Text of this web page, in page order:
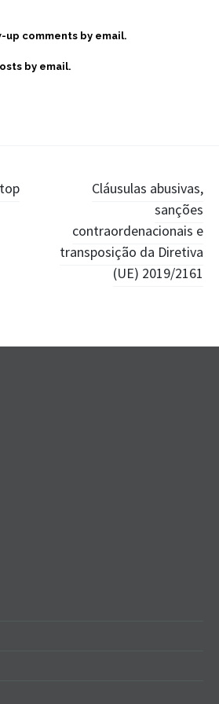
comments by email.
by email.
Cláusulas abusivas,
sanções
contraordenacionais e
transposição da Diretiva
(UE) 2019/2161